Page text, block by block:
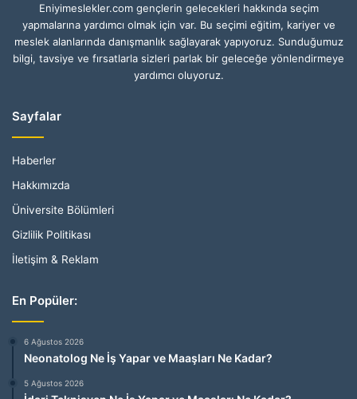
Eniyimeslekler.com gençlerin gelecekleri hakkında seçim
yapmalarına yardımcı olmak için var. Bu seçimi eğitim, kariyer ve
meslek alanlarında danışmanlık sağlayarak yapıyoruz. Sunduğumuz
bilgi, tavsiye ve fırsatlarla sizleri parlak bir geleceğe yönlendirmeye
yardımcı oluyoruz.
Sayfalar
Haberler
Hakkımızda
Üniversite Bölümleri
Gizlilik Politikası
İletişim & Reklam
En Popüler:
6 Ağustos 2026
Neonatolog Ne İş Yapar ve Maaşları Ne Kadar?
5 Ağustos 2026